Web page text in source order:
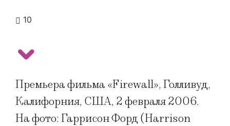
10
Премьера фильма «Firewall», Голливуд,
Калифорния, США, 2 февраля 2006.
На фото: Гаррисон Форд (Harrison